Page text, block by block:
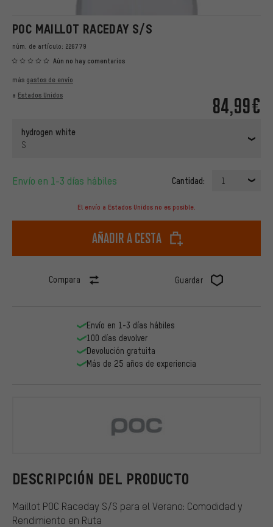
POC MAILLOT RACEDAY S/S
núm. de artículo: 226779
Aún no hay comentarios
84,99€
más gastos de envío
a Estados Unidos
hydrogen white
S
Envío en 1-3 días hábiles Cantidad: 1
El envío a Estados Unidos no es posible.
Añadir a cesta
Compara Guardar
DESCRIPCIÓN DEL PRODUCTO
Maillot POC Raceday S/S para el Verano: Comodidad y
Rendimiento en Ruta
Envío en 1-3 días hábiles
100 días devolver
Devolución gratuita
Más de 25 años de experiencia